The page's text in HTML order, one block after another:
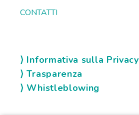
CONTATTI
⟩ Informativa sulla Privacy
⟩ Trasparenza
⟩ Whistleblowing